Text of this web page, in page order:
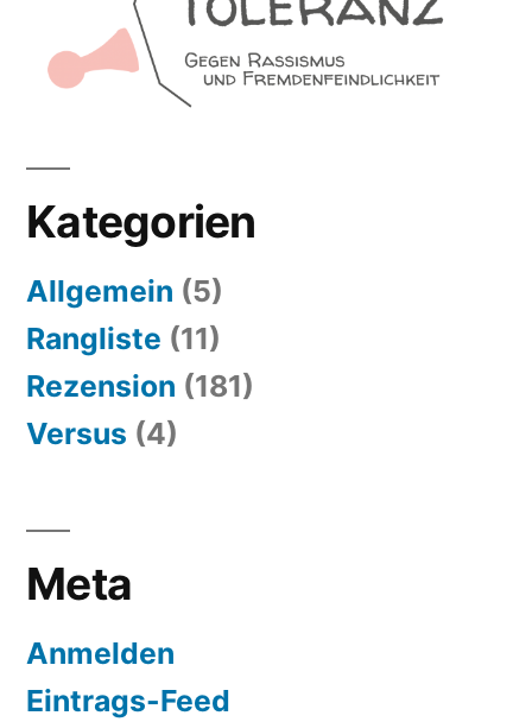
Kategorien
Allgemein (5)
Rangliste (11)
Rezension (181)
Versus (4)
Meta
Anmelden
Eintrags-Feed